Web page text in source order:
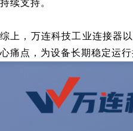
持续支持。
综上，万连科技工业连接器
心痛点，为设备长期稳定运行